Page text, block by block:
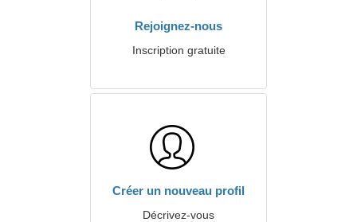
Rejoignez-nous
Inscription gratuite
Créer un nouveau profil
Décrivez-vous